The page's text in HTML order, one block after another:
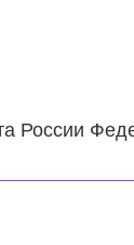
России